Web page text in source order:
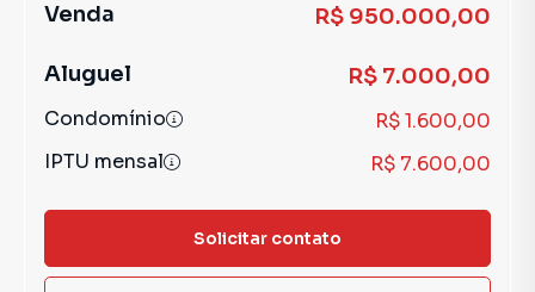
Venda R$ 950.000,00
Aluguel R$ 7.000,00
Condomínio
R$ 1.600,00
IPTU mensal
R$ 7.600,00
Solicitar contato